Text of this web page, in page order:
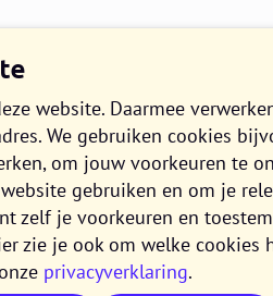
website. Daarmee
We gebruiken cookies
om jouw voorkeuren te
gebruiken en om je
zelf je voorkeuren en
zie je ook om welke cookies
privacyverklaring.
2021 6 MINUTEN LEZEN